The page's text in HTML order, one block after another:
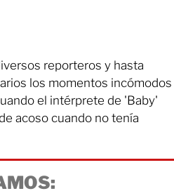
reporteros y hasta
los momentos incómodos
el intérprete de 'Baby'
acoso cuando no tenía